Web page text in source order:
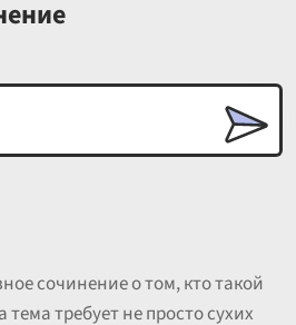
сочинение о том, кто такой
требует не просто сухих